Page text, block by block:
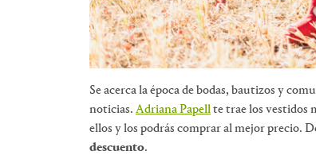
Se acerca la época de bodas, bautizos y
noticias. Adriana Papellte trae los vestidos
ellos y los podrás comprar al mejor precio.
descuento.